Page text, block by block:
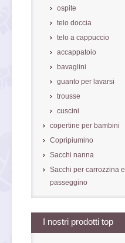
ospite
telo doccia
telo a cappuccio
accappatoio
bavaglini
guanto per lavarsi
trousse
cuscini
copertine per bambini
Copripiumino
Sacchi nanna
Sacchi per carrozzina e
passeggino
I nostri prodotti top